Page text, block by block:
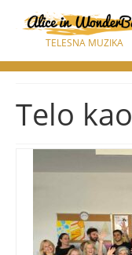
TELESNA MUZIKA
Telo